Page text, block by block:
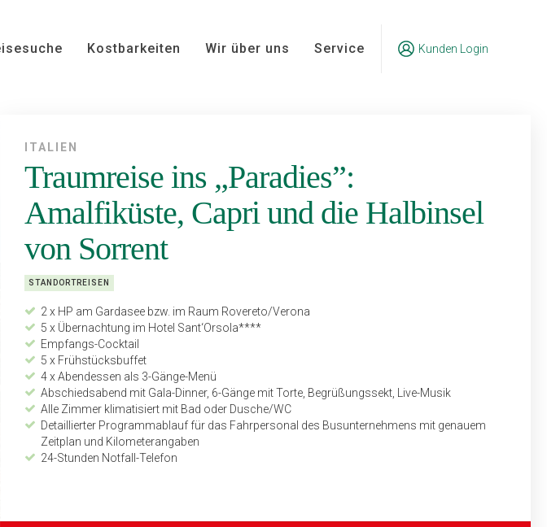
Kostbarkeiten Wir über uns Service Kunden Login
ITALIEN
Traumreise ins „Paradies”:
Amalfiküste, Capri und die Halbinsel
von Sorrent
STANDORTREISEN
2 x HP am Gardasee bzw. im Raum Rovereto/Verona
5 x Übernachtung im Hotel Sant‘Orsola****
Empfangs-Cocktail
5 x Frühstücksbuffet
4 x Abendessen als 3-Gänge-Menü
Abschiedsabend mit Gala-Dinner, 6-Gänge mit Torte, Begrüßungssekt, Live-Musik
Alle Zimmer klimatisiert mit Bad oder Dusche/WC
Detaillierter Programmablauf für das Fahrpersonal des Bus­unternehmens mit genauem
Zeitplan und Kilometerangaben
24-Stunden Notfall-Telefon